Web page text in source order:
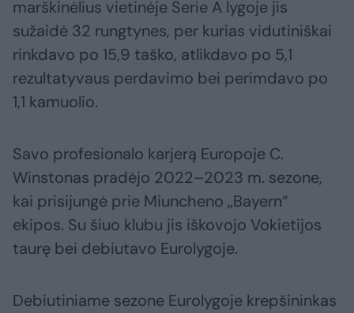
marškinėlius vietinėje Serie A lygoje jis
sužaidė 32 rungtynes, per kurias vidutiniškai
rinkdavo po 15,9 taško, atlikdavo po 5,1
rezultatyvaus perdavimo bei perimdavo po
1,1 kamuolio.
Savo profesionalo karjerą Europoje C.
Winstonas pradėjo 2022–2023 m. sezone,
kai prisijungė prie Miuncheno „Bayern“
ekipos. Su šiuo klubu jis iškovojo Vokietijos
taurę bei debiutavo Eurolygoje.
Debiutiniame sezone Eurolygoje krepšininkas